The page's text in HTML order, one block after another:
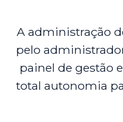
A administração
pelo
painel de gestão
total autonomia